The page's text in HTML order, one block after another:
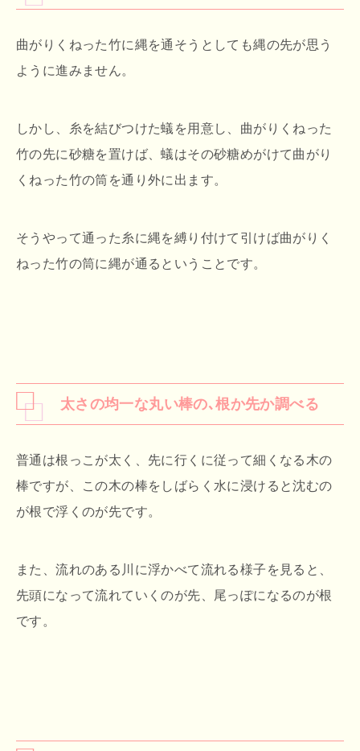
曲がりくねった竹に縄を通そうとしても縄の先が思う
ように進みません。
しかし、糸を結びつけた蟻を用意し、曲がりくねった
竹の先に砂糖を置けば、蟻はその砂糖めがけて曲がり
くねった竹の筒を通り外に出ます。
そうやって通った糸に縄を縛り付けて引けば曲がりく
ねった竹の筒に縄が通るということです。
太さの均一な丸い棒の､根か先か調べる
普通は根っこが太く、先に行くに従って細くなる木の
棒ですが、この木の棒をしばらく水に浸けると沈むの
が根で浮くのが先です。
また、流れのある川に浮かべて流れる様子を見ると、
先頭になって流れていくのが先、尾っぽになるのが根
です。